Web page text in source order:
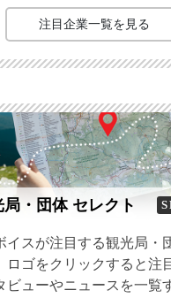
注目企業一覧を見る
・団体 セレクト
イスが注目する観光局・
ロゴをクリックすると注
ビューやニュースを一覧